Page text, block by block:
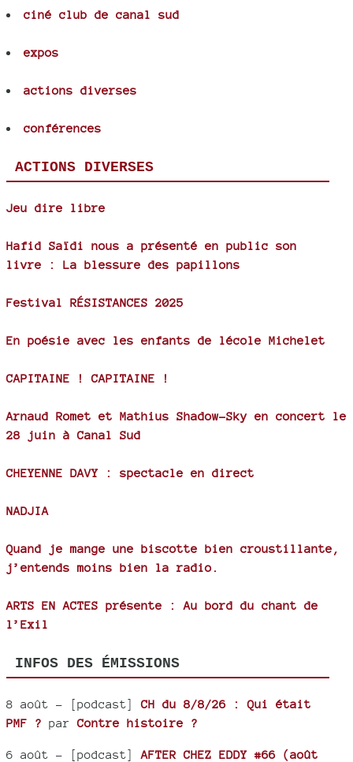
ciné club de canal sud
expos
actions diverses
conférences
ACTIONS DIVERSES
Jeu dire libre
Hafid Saïdi nous a présenté en public son
livre : La blessure des papillons
Festival RÉSISTANCES 2025
En poésie avec les enfants de lécole Michelet
CAPITAINE ! CAPITAINE !
Arnaud Romet et Mathius Shadow-Sky en concert le
28 juin à Canal Sud
CHEYENNE DAVY : spectacle en direct
NADJIA
Quand je mange une biscotte bien croustillante,
j’entends moins bien la radio.
ARTS EN ACTES présente : Au bord du chant de
l’Exil
INFOS DES ÉMISSIONS
8 août - [podcast]CH du 8/8/26 : Qui était
PMF ? parContre histoire ?
6 août - [podcast] AFTER CHEZ EDDY #66 (août